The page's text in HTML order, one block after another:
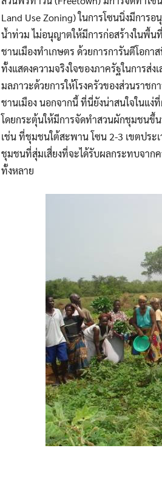
Land Use Zoning) ในการโซนนิ่งมีกา
น้ำท่วม ไม่อนุญาตให้มีการก่อสร้างในพื้น
ชานเมืองทำเกษตร ด้วยการการันตีโอก
ทั้งแสดงความจริงใจของภาครัฐในการส่
มลภาวะด้วยการให้โรงครัวของส่วนราช
ชานเมือง นอกจากนี้ ที่นี่ยังน่าสนใจในแง่
โดยกระตุ้นให้มีการจัดทำสวนผักชุมชนขึ้
เช่น ที่ชุมชนใต้สะพาน โซน 2-3 เขตปร
ชุมชนที่สุ่มเสี่ยงที่จะได้รับผลกระทบจาก
ทั้งหลาย